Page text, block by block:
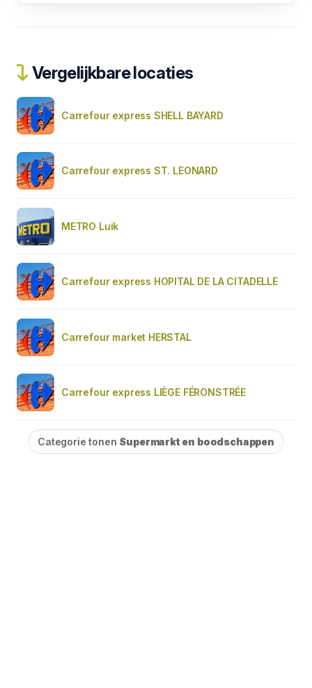
Vergelijkbare locaties
Carrefour express SHELL BAYARD
Carrefour express ST. LEONARD
METRO Luik
Carrefour express HOPITAL DE LA CITADELLE
Carrefour market HERSTAL
Carrefour express LIÈGE FÉRONSTRÉE
Categorie tonen Supermarkt en boodschappen